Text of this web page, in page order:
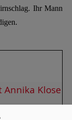
Ihr Mann
Klose